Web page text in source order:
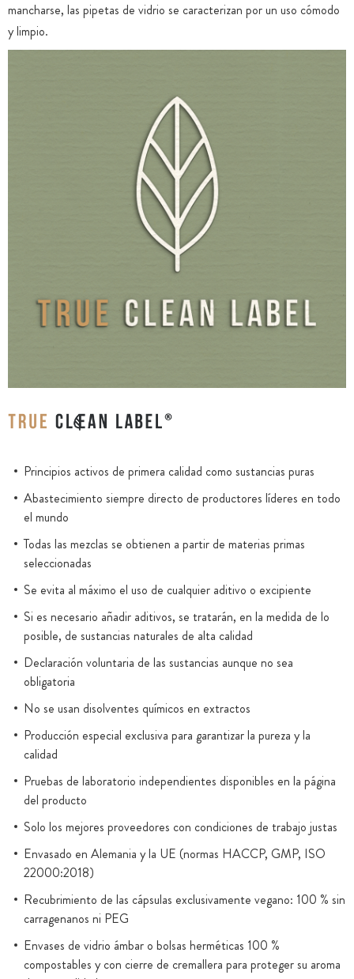
mancharse, las pipetas de vidrio se caracterizan por un uso cómodo
y limpio.
Principios activos de primera calidad como sustancias puras
Abastecimiento siempre directo de productores líderes en todo
el mundo
Todas las mezclas se obtienen a partir de materias primas
seleccionadas
Se evita al máximo el uso de cualquier aditivo o excipiente
Si es necesario añadir aditivos, se tratarán, en la medida de lo
posible, de sustancias naturales de alta calidad
Declaración voluntaria de las sustancias aunque no sea
obligatoria
No se usan disolventes químicos en extractos
Producción especial exclusiva para garantizar la pureza y la
calidad
Pruebas de laboratorio independientes disponibles en la página
del producto
Solo los mejores proveedores con condiciones de trabajo justas
Envasado en Alemania y la UE (normas HACCP, GMP, ISO
22000:2018)
Recubrimiento de las cápsulas exclusivamente vegano: 100 % sin
carragenanos ni PEG
Envases de vidrio ámbar o bolsas herméticas 100 %
compostables y con cierre de cremallera para proteger su aroma